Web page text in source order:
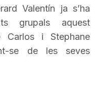
Valentín ja s’ha
grupals aquest
CarlosiStephane
se de les seves